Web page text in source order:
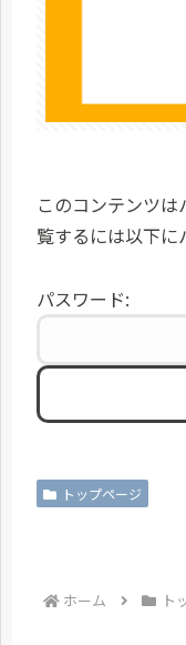
このコンテンツ
覧するには以下に
パスワード:
トップページ
ホーム ト